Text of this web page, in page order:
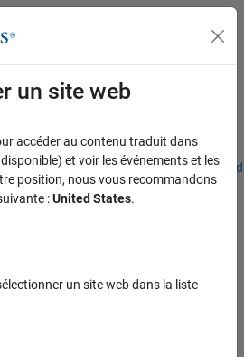
Adresses de nos bureaux
l'affichage du menu
un site web
accéder au contenu traduit dans
et voir les événements et les
position, nous vous recommandons
:United States.
un site web dans la liste